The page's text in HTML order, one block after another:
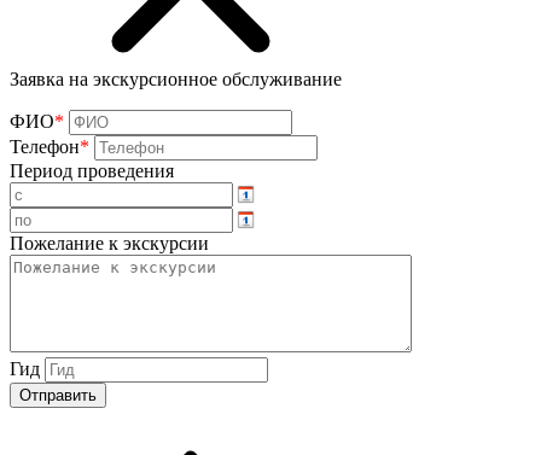
Заявка на экскурсионное обслуживание
ФИО*
Телефон*
Период проведения
Пожелание к экскурсии
Гид